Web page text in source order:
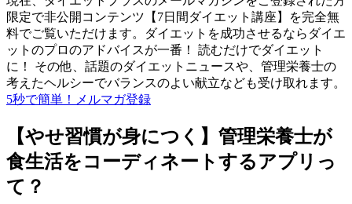
限定で非公開コンテンツ【7日間ダイエット講座】を完全無
料でご覧いただけます。ダイエットを成功させるならダイエ
ットのプロのアドバイスが一番！ 読むだけでダイエット
に！ その他、話題のダイエットニュースや、管理栄養士の
考えたヘルシーでバランスのよい献立なども受け取れます。
5秒で簡単！メルマガ登録
【やせ習慣が身につく】管理栄養士が
食生活をコーディネートするアプリっ
て？